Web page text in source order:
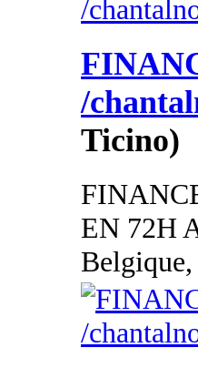
/
Ticino)
EN 72H